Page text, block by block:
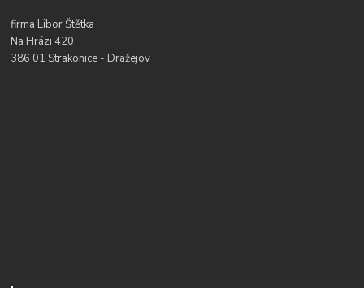
firma Libor Štětka
Na Hrázi 420
386 01 Strakonice - Dražejov